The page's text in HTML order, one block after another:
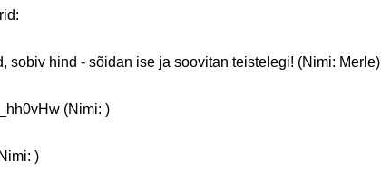
sobiv hind - sõidan ise ja soovitan teistelegi! (Nimi: Merle)
(Nimi: )
)